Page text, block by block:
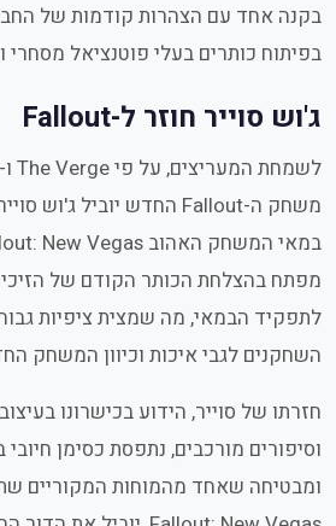
בקנה אחד עם הצהרות קודמות של
בפיתוח כותרים בעלי פוטנציאל
ג'וש סוייר חוזר ל-Fallout
לתפקיד הבמאי, מה שמצית ציפיות
השחקנים לגבי איכות וכיוון המשחק
חזרתו של סוייר, הידוע בכישרונו
וסיפורים מורכבים, נתפסת כסימן
ומבטיחה שאחד מהמוחות המקוריים